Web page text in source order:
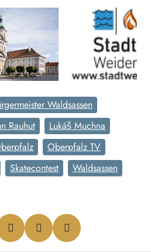
Waldsassen
Rauhut
Lukáš Muchna
Oberpfalz TV
Skatecontest
Waldsassen